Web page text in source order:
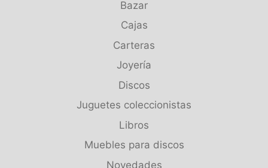
Bazar
Cajas
Carteras
Joyería
Discos
Juguetes coleccionistas
Libros
Muebles para discos
Novedades